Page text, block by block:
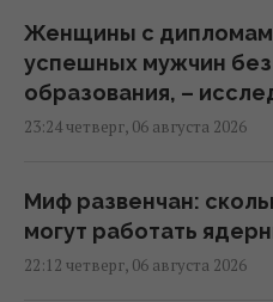
Женщины с
успешных мужчин
образования, –
23:24 четверг, 06 августа 2026
Миф развенчан:
могут работать
22:12 четверг, 06 августа 2026